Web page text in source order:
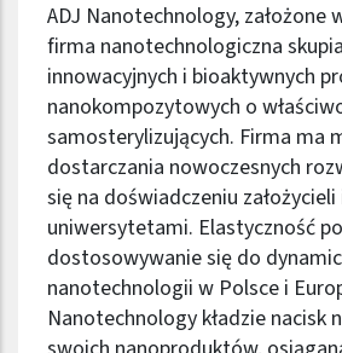
ADJ Nanotechnology, założone
firma nanotechnologiczna
innowacyjnych i bioaktywnych
nanokompozytowych o
samosterylizujących. Firma ma
dostarczania nowoczesnych
się na doświadczeniu założycieli
uniwersytetami. Elastyczność
dostosowywanie się do
nanotechnologii w Polsce i
Nanotechnology kładzie nacisk